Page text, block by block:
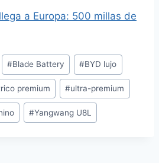
a Europa: 500 millas de
#Blade Battery #BYD lujo
premium #ultra-premium
#Yangwang U8L